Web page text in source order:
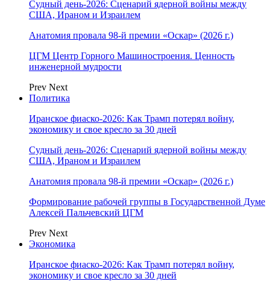
Судный день-2026: Сценарий ядерной войны между
США, Ираном и Израилем
Анатомия провала 98-й премии «Оскар» (2026 г.)
ЦГМ Центр Горного Машиностроения. Ценность
инженерной мудрости
Prev Next
Политика
Иранское фиаско-2026: Как Трамп потерял войну,
экономику и свое кресло за 30 дней
Судный день-2026: Сценарий ядерной войны между
США, Ираном и Израилем
Анатомия провала 98-й премии «Оскар» (2026 г.)
Формирование рабочей группы в Государственной Думе
Алексей Пальчевский ЦГМ
Prev Next
Экономика
Иранское фиаско-2026: Как Трамп потерял войну,
экономику и свое кресло за 30 дней